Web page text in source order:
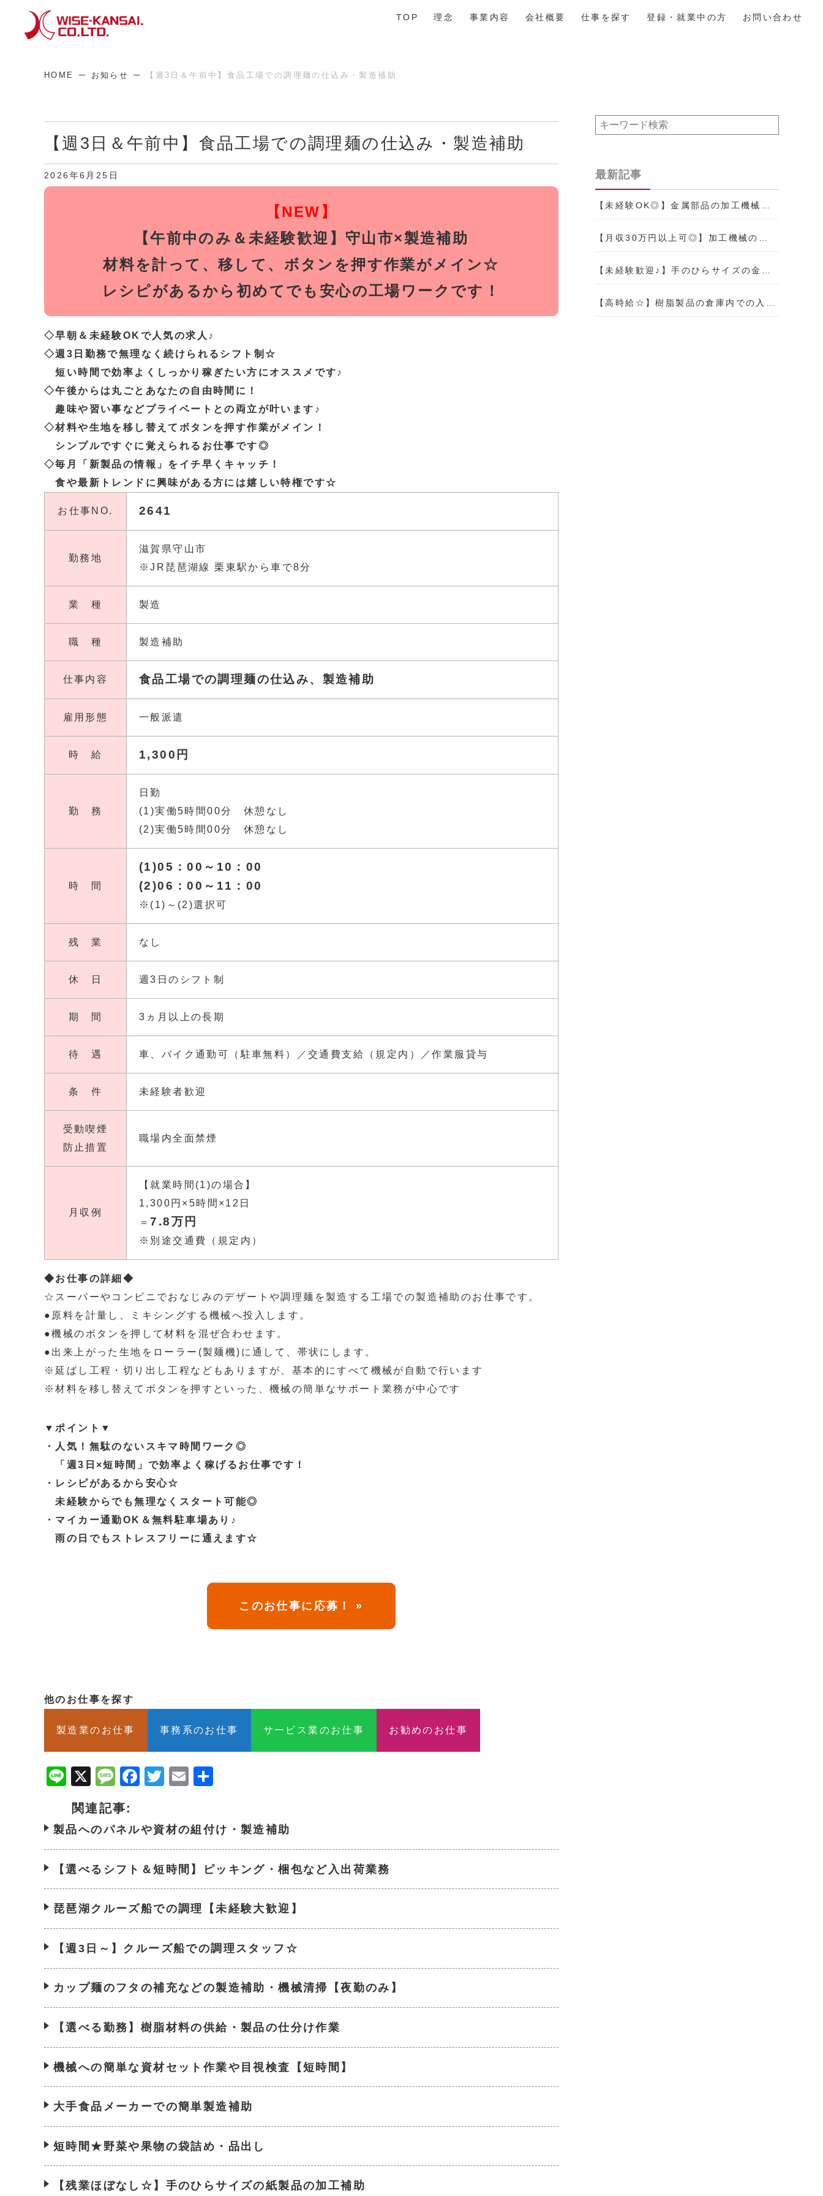
TOP 理念 事業内容 会社概要 仕事を探す 登録・就業中の方 お問い合わせ
HOME お知らせ 【週3日＆午前中】食品工場での調理麺の仕込み・製造補助
【週3日＆午前中】食品工場での調理麺の仕込み・製造補助
2026年6月25日
【NEW】
【午前中のみ＆未経験歓迎】守山市×製造補助
材料を計って、移して、ボタンを押す作業がメイン☆
レシピがあるから初めてでも安心の工場ワークです！
◇早朝＆未経験OKで人気の求人♪
◇週3日勤務で無理なく続けられるシフト制☆
短い時間で効率よくしっかり稼ぎたい方にオススメです♪
◇午後からは丸ごとあなたの自由時間に！
趣味や習い事などプライベートとの両立が叶います♪
◇材料や生地を移し替えてボタンを押す作業がメイン！
シンプルですぐに覚えられるお仕事です◎
◇毎月「新製品の情報」をイチ早くキャッチ！
食や最新トレンドに興味がある方には嬉しい特権です☆
お仕事NO. 2641
勤務地
滋賀県守山市
※JR琵琶湖線 栗東駅から車で8分
業 種 製造
職 種 製造補助
仕事内容 食品工場での調理麺の仕込み、製造補助
雇用形態 一般派遣
時 給 1,300円
勤 務
日勤
(1)実働5時間00分 休憩なし
(2)実働5時間00分 休憩なし
時 間
(1)05：00～10：00
(2)06：00～11：00
※(1)～(2)選択可
残 業 なし
休 日 週3日のシフト制
期 間 3ヵ月以上の長期
待 遇 車、バイク通勤可（駐車無料）／交通費支給（規定内）／作業服貸与
条 件 未経験者歓迎
受動喫煙
防止措置
職場内全面禁煙
月収例
【就業時間(1)の場合】
1,300円×5時間×12日
＝7.8万円
※別途交通費（規定内）
◆お仕事の詳細◆
☆スーパーやコンビニでおなじみのデザートや調理麺を製造する工場での製造補助のお仕事です。
●原料を計量し、ミキシングする機械へ投入します。
●機械のボタンを押して材料を混ぜ合わせます。
●出来上がった生地をローラー(製麺機)に通して、帯状にします。
※延ばし工程・切り出し工程などもありますが、基本的にすべて機械が自動で行います
※材料を移し替えてボタンを押すといった、機械の簡単なサポート業務が中心です
▼ポイント▼
・人気！無駄のないスキマ時間ワーク◎
「週3日×短時間」で効率よく稼げるお仕事です！
・レシピがあるから安心☆
未経験からでも無理なくスタート可能◎
・マイカー通勤OK＆無料駐車場あり♪
雨の日でもストレスフリーに通えます☆
このお仕事に応募！ »
他のお仕事を探す
製造業のお仕事 事務系のお仕事 サービス業のお仕事 お勧めのお仕事
Line
X Message
Facebook
Twitter
Email
関連記事:
製品へのパネルや資材の組付け・製造補助
【選べるシフト＆短時間】ピッキング・梱包など入出荷業務
琵琶湖クルーズ船での調理【未経験大歓迎】
【週3日～】クルーズ船での調理スタッフ☆
カップ麺のフタの補充などの製造補助・機械清掃【夜勤のみ】
【選べる勤務】樹脂材料の供給・製品の仕分け作業
機械への簡単な資材セット作業や目視検査【短時間】
大手食品メーカーでの簡単製造補助
短時間★野菜や果物の袋詰め・品出し
【残業ほぼなし☆】手のひらサイズの紙製品の加工補助
最新記事
【未経験OK◎】金属部品の加工機械…
【月収30万円以上可◎】加工機械の…
【未経験歓迎♪】手のひらサイズの金…
【高時給☆】樹脂製品の倉庫内での入…